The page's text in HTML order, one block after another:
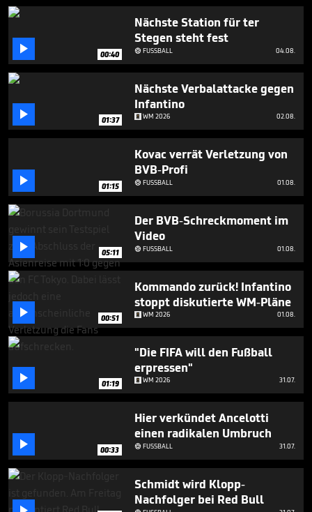
minutes,
5
 00:40
Nächste Station für ter
Stegen steht fest
FUSSBALL 04.08.
 01:37
Nächste Verbalattacke gegen
Infantino
WM 2026 02.08.
 01:15
Kovac verrät Verletzung von
BVB-Profi
FUSSBALL 01.08.
 05:11
Der BVB-Schreckmoment im
Video
FUSSBALL 01.08.
 00:51
Kommando zurück! Infantino
stoppt diskutierte WM-Pläne
WM 2026 01.08.
 01:19
"Die FIFA will den Fußball
erpressen"
WM 2026 31.07.
 00:33
Hier verkündet Ancelotti
einen radikalen Umbruch
FUSSBALL 31.07.
Schmidt wird Klopp-
Nachfolger bei Red Bull